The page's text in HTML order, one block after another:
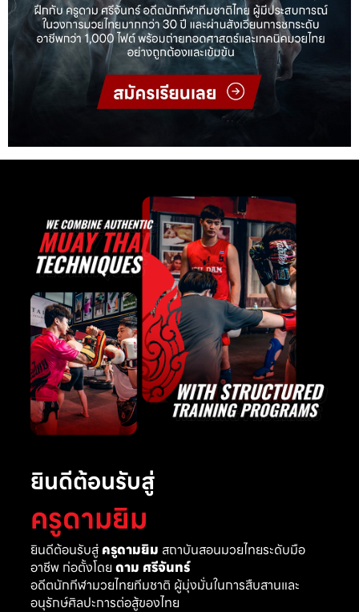
ยินดีต้อนรับสู่
ครูดามยิม
ยินดีต้อนรับสู่ ครูดามยิม สถาบันสอนมวยไทยระดับมือ
อาชีพ ก่อตั้งโดย ดาม ศรีจันทร์
อดีตนักกีฬามวยไทยทีมชาติ ผู้มุ่งมั่นในการสืบสานและ
อนุรักษ์ศิลปะการต่อสู้ของไทย